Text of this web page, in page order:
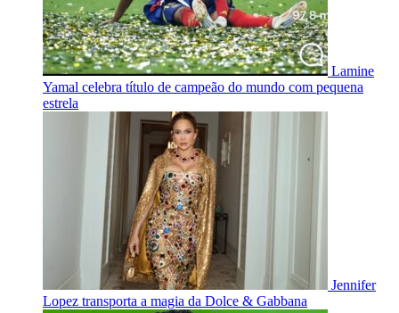
Lamine
Yamal celebra título de campeão do mundo com pequena
estrela
Jennifer
Lopez transporta a magia da Dolce & Gabbana